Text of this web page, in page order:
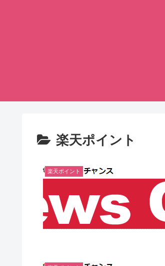
楽天ポイント
楽天ポイント